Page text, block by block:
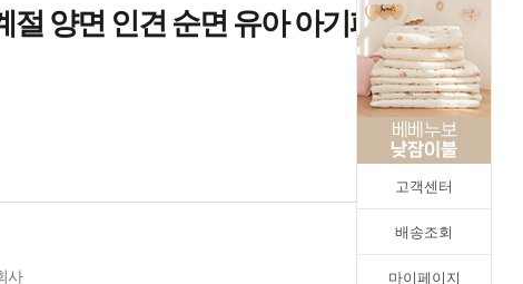
고객센터
배송조회
마이페이지
절 양면 인견 순면 유아 아기패
사